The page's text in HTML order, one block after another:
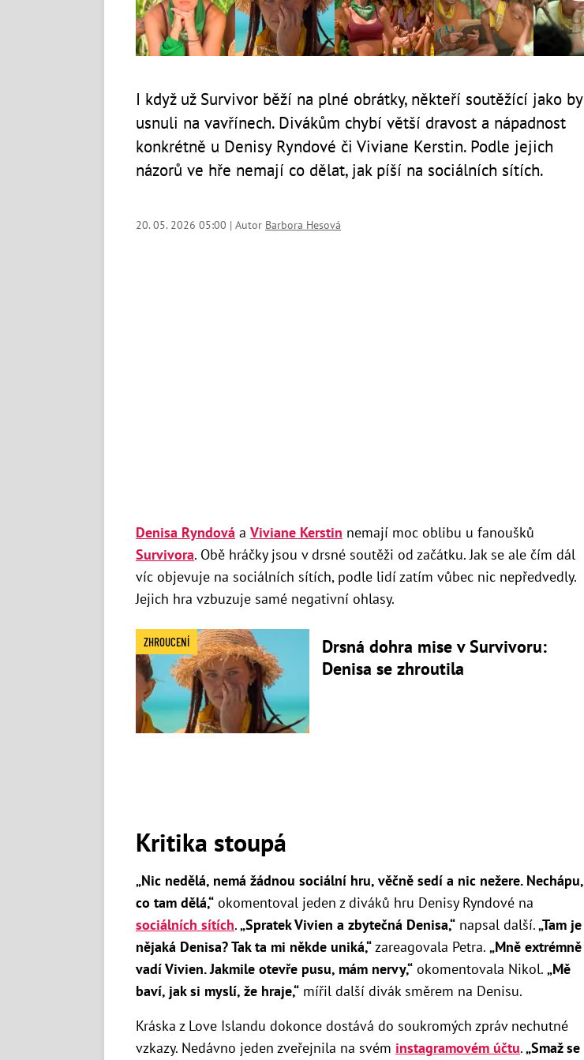
I když už Survivor běží na plné obrátky, někteří soutěžící jako by
usnuli na vavřínech. Divákům chybí větší dravost a nápadnost
konkrétně u Denisy Ryndové či Viviane Kerstin. Podle jejich
názorů ve hře nemají co dělat, jak píší na sociálních sítích.
20. 05. 2026 05:00 | Autor Barbora Hesová
Denisa Ryndová a Viviane Kerstin nemají moc oblibu u fanoušků
Survivora. Obě hráčky jsou v drsné soutěži od začátku. Jak se ale čím dál
víc objevuje na sociálních sítích, podle lidí zatím vůbec nic nepředvedly.
Jejich hra vzbuzuje samé negativní ohlasy.
ZHROUCENÍ
Drsná dohra mise v Survivoru:
Denisa se zhroutila
Kritika stoupá
„Nic nedělá, nemá žádnou sociální hru, věčně sedí a nic nežere. Nechápu,
co tam dělá,“ okomentoval jeden z diváků hru Denisy Ryndové na
sociálních sítích.„Spratek Vivien a zbytečná Denisa,“ napsal další.„Tam je
nějaká Denisa? Tak ta mi někde uniká,“zareagovala Petra. „Mně extrémně
vadí Vivien. Jakmile otevře pusu, mám nervy,“ okomentovala Nikol. „Mě
baví, jak si myslí, že hraje,“ mířil další divák směrem na Denisu.
Kráska z Love Islandu dokonce dostává do soukromých zpráv nechutné
vzkazy. Nedávno jeden zveřejnila na svém instagramovém účtu.„Smaž se